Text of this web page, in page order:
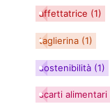
affettatrice (1)
taglierina (1)
sostenibilità (1)
scarti alimentari